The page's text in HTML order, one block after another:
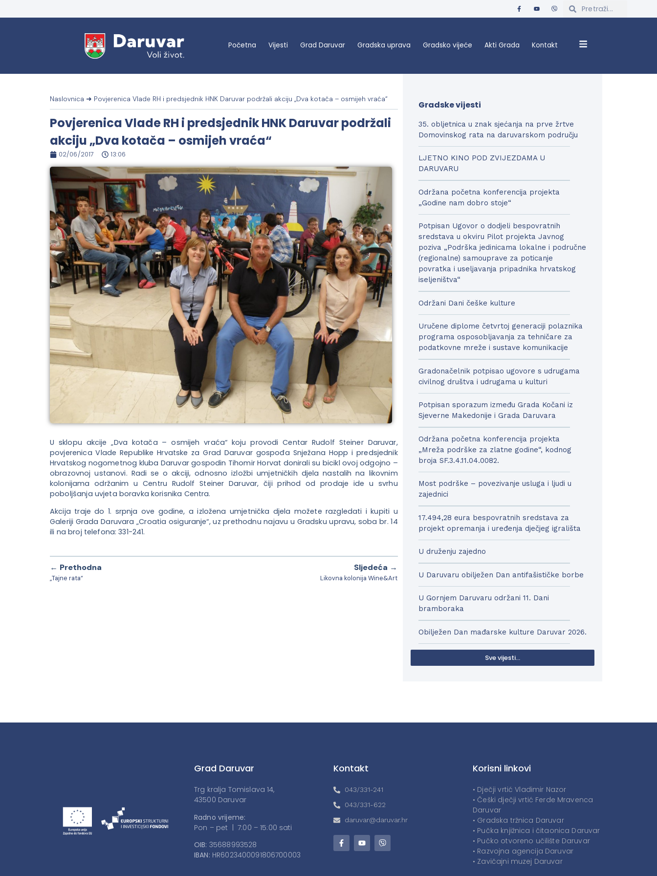
Početna Vijesti Grad Daruvar Gradska uprava Gradsko vijeće Akti Grada Kontakt
Naslovnica ➜ Povjerenica Vlade RH i predsjednik HNK Daruvar podržali akciju „Dva kotača – osmijeh vraća“
Povjerenica Vlade RH i predsjednik HNK Daruvar podržali
akciju „Dva kotača – osmijeh vraća“
02/06/2017 13:06
U sklopu akcije „Dva kotača – osmijeh vraća“ koju provodi Centar Rudolf Steiner Daruvar,
povjerenica Vlade Republike Hrvatske za Grad Daruvar gospođa Snježana Hopp i predsjednik
Hrvatskog nogometnog kluba Daruvar gospodin Tihomir Horvat donirali su bicikl ovoj odgojno –
obrazovnoj ustanovi. Radi se o akciji, odnosno izložbi umjetničkih djela nastalih na likovnim
kolonijama održanim u Centru Rudolf Steiner Daruvar, čiji prihod od prodaje ide u svrhu
poboljšanja uvjeta boravka korisnika Centra.
Akcija traje do 1. srpnja ove godine, a izložena umjetnička djela možete razgledati i kupiti u
Galeriji Grada Daruvara „Croatia osiguranje“, uz prethodnu najavu u Gradsku upravu, soba br. 14
ili na broj telefona: 331-241.
← Prethodna
„Tajne rata“
Sljedeća →
Likovna kolonija Wine&Art
Gradske vijesti
35. obljetnica u znak sjećanja na prve žrtve
Domovinskog rata na daruvarskom području
LJETNO KINO POD ZVIJEZDAMA U
DARUVARU
Održana početna konferencija projekta
„Godine nam dobro stoje“
Potpisan Ugovor o dodjeli bespovratnih
sredstava u okviru Pilot projekta Javnog
poziva „Podrška jedinicama lokalne i područne
(regionalne) samouprave za poticanje
povratka i useljavanja pripadnika hrvatskog
iseljeništva“
Održani Dani češke kulture
Uručene diplome četvrtoj generaciji polaznika
programa osposobljavanja za tehničare za
podatkovne mreže i sustave komunikacije
Gradonačelnik potpisao ugovore s udrugama
civilnog društva i udrugama u kulturi
Potpisan sporazum između Grada Kočani iz
Sjeverne Makedonije i Grada Daruvara
Održana početna konferencija projekta
„Mreža podrške za zlatne godine“, kodnog
broja SF.3.4.11.04.0082.
Most podrške – povezivanje usluga i ljudi u
zajednici
17.494,28 eura bespovratnih sredstava za
projekt opremanja i uređenja dječjeg igrališta
U druženju zajedno
U Daruvaru obilježen Dan antifašističke borbe
U Gornjem Daruvaru održani 11. Dani
bramboraka
Obilježen Dan mađarske kulture Daruvar 2026.
Sve vijesti...
Grad Daruvar
Trg kralja Tomislava 14,
43500 Daruvar
Radno vrijeme:
Pon – pet | 7:00 – 15:00 sati
OIB: 35688993528
IBAN: HR6023400091806700003
Kontakt
043/331-241
043/331-622
daruvar@daruvar.hr
Korisni linkovi
• Dječji vrtić Vladimir Nazor
• Češki dječji vrtić Ferde Mravenca
Daruvar
• Gradska tržnica Daruvar
• Pučka knjižnica i čitaonica Daruvar
• Pučko otvoreno učilište Daruvar
• Razvojna agencija Daruvar
• Zavičajni muzej Daruvar